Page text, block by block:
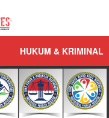
HUKUM & KRIMINAL